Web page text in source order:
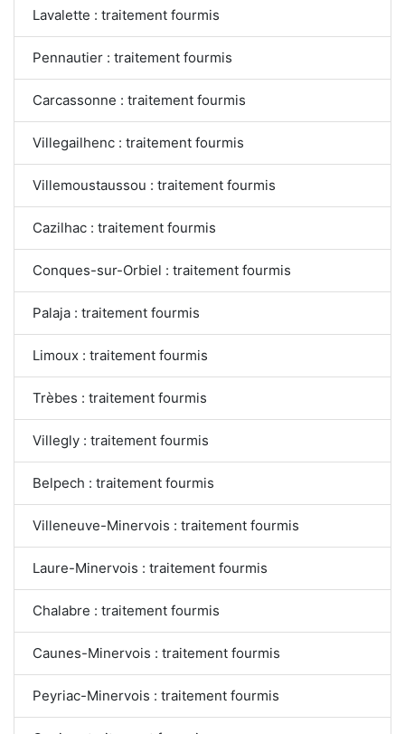
Lavalette : traitement fourmis
Pennautier : traitement fourmis
Carcassonne : traitement fourmis
Villegailhenc : traitement fourmis
Villemoustaussou : traitement fourmis
Cazilhac : traitement fourmis
Conques-sur-Orbiel : traitement fourmis
Palaja : traitement fourmis
Limoux : traitement fourmis
Trèbes : traitement fourmis
Villegly : traitement fourmis
Belpech : traitement fourmis
Villeneuve-Minervois : traitement fourmis
Laure-Minervois : traitement fourmis
Chalabre : traitement fourmis
Caunes-Minervois : traitement fourmis
Peyriac-Minervois : traitement fourmis